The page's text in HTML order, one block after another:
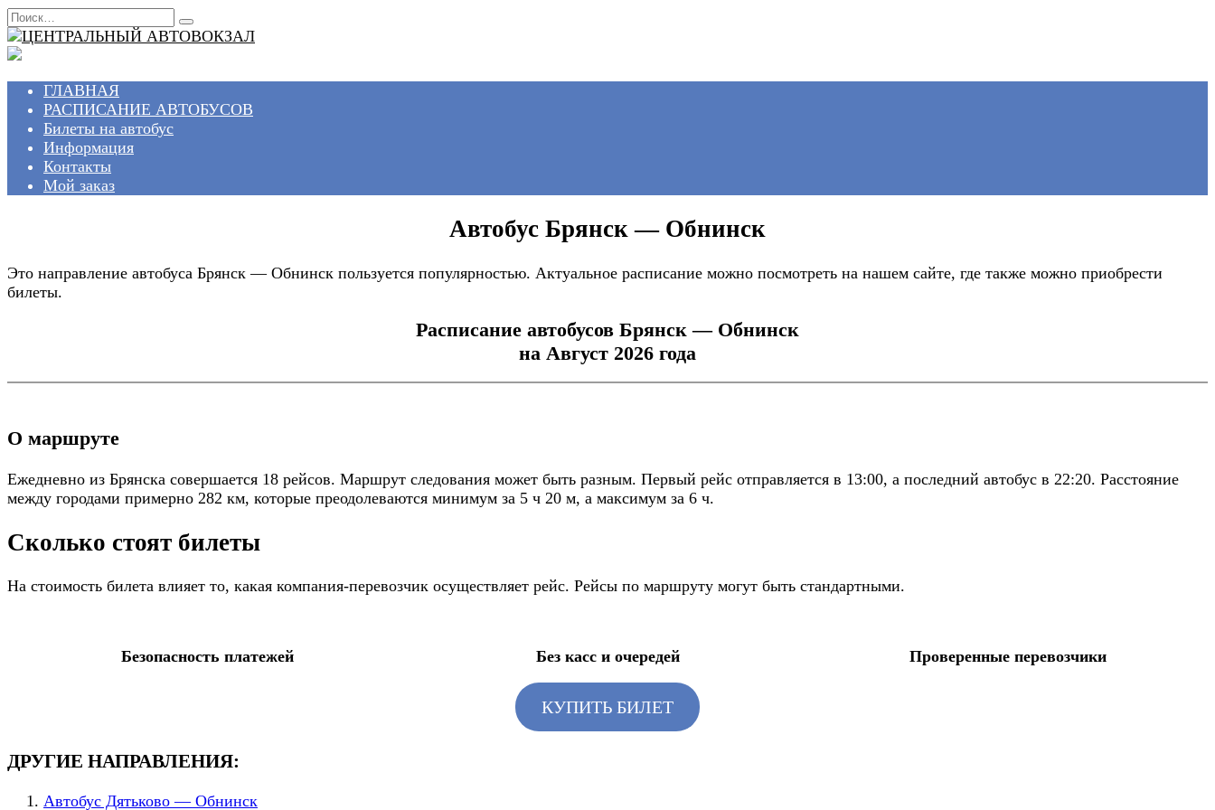
Перейти
к
содержанию
Search
for:
ГЛАВНАЯ
РАСПИСАНИЕ АВТОБУСОВ
Билеты на автобус
Информация
Контакты
Мой заказ
Автобус Брянск — Обнинск
Это направление автобуса Брянск — Обнинск пользуется популярностью. Актуальное расписание можно посмотреть на нашем сайте, где также можно приобрести
билеты.
Расписание автобусов Брянск — Обнинск
на Август 2026 года
О маршруте
Ежедневно из Брянска совершается 18 рейсов. Маршрут следования может быть разным. Первый рейс отправляется в 13:00, а последний автобус в 22:20. Расстояние
между городами примерно 282 км, которые преодолеваются минимум за 5 ч 20 м, а максимум за 6 ч.
Сколько стоят билеты
На стоимость билета влияет то, какая компания-перевозчик осуществляет рейс. Рейсы по маршруту могут быть стандартными.
Безопасность платежей Без касс и очередей Проверенные перевозчики
КУПИТЬ БИЛЕТ
ДРУГИЕ НАПРАВЛЕНИЯ:
Автобус Дятьково — Обнинск